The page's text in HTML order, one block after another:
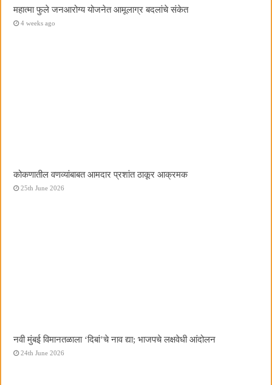
महात्मा फुले जनआरोग्य योजनेत आमूलाग्र बदलांचे संकेत
4 weeks ago
कोकणातील वणव्यांबाबत आमदार प्रशांत ठाकूर आक्रमक
25th June 2026
नवी मुंबई विमानतळाला ‌‘दिबां‌’चे नाव द्या; भाजपचे लक्षवेधी आंदोलन
24th June 2026